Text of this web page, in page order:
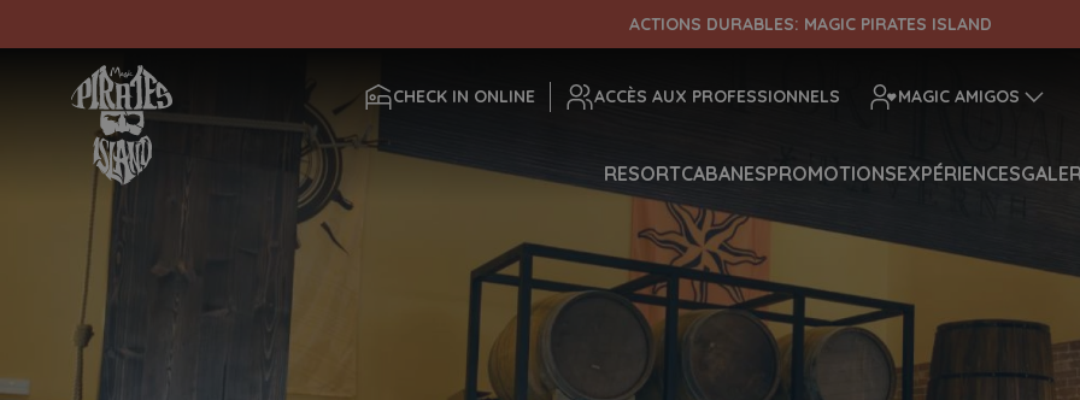
ACTIONS DURABLES: MAGIC PIRATES ISLAND
CHECK IN ONLINE ACCÈS AUX PROFESSIONNELS MAGIC AMIGOS
RESORTCABANESPROMOTIONSEXPÉRIENCES
¡Comprobar disponibilidad!